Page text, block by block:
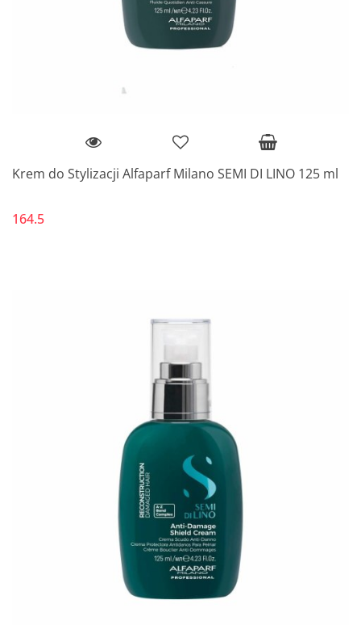
Krem do Stylizacji Alfaparf Milano SEMI DI LINO 125 ml
164.5